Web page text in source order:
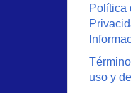
Política
uso y